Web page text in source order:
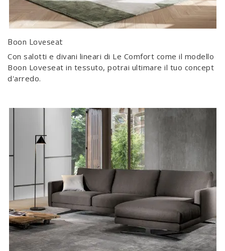
Boon Loveseat
Con salotti e divani lineari di Le Comfort come il modello
Boon Loveseat in tessuto, potrai ultimare il tuo concept
d'arredo.